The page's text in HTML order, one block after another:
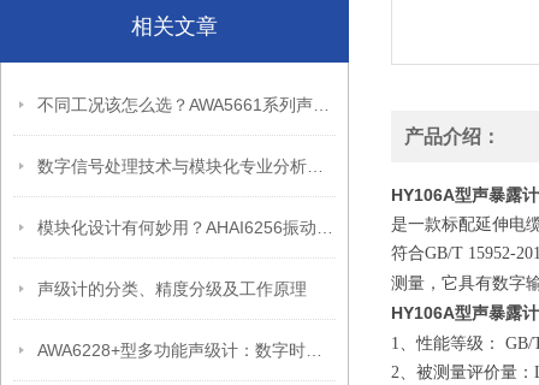
相关文章
声级计的分类、精度分级及工作原理
产品介绍：
HY106A型声暴露计
是一款标配延伸电
符合GB/T 15952-
测量，它具有数字
HY106A型声暴露计
1、性能等级：
GB/
2、被测量评价量：